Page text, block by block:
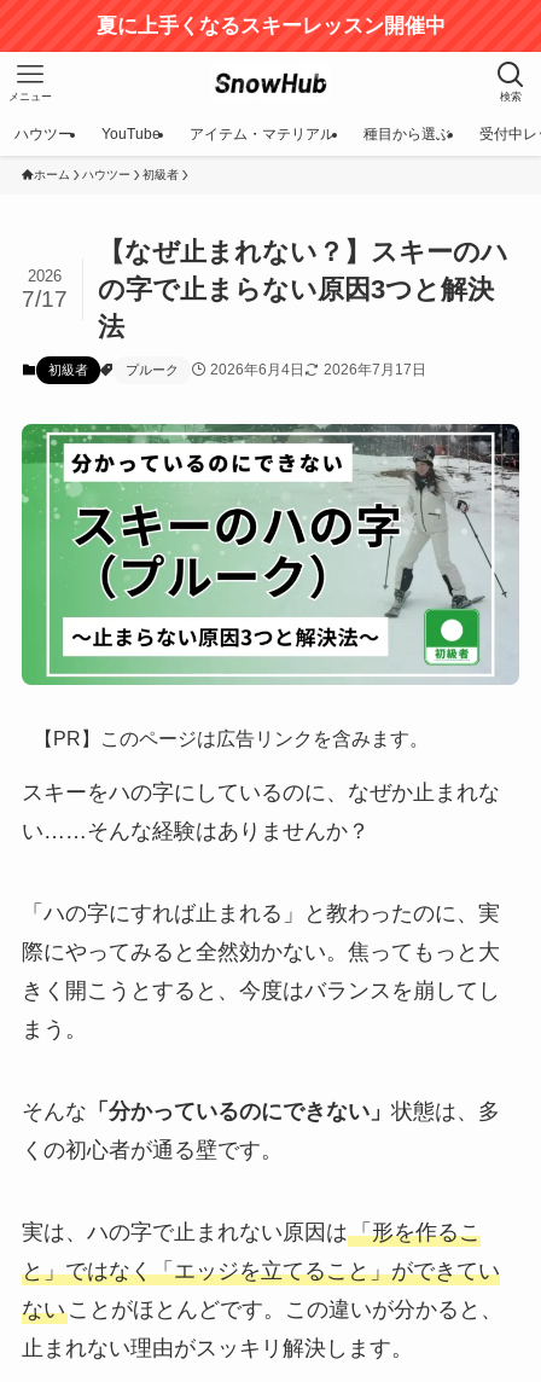
夏に上手くなるスキーレッスン開催中
検索
メニュー
ハウツー YouTube アイテム・マテリアル 種目から選ぶ 受付中レ
ホーム ハウツー 初級者
【なぜ止まれない？】スキーのハ
の字で止まらない原因3つと解決
法
2026
7/17
初級者 プルーク 2026年6月4日 2026年7月17日
【PR】このページは広告リンクを含みます。
スキーをハの字にしているのに、なぜか止まれな
い……そんな経験はありませんか？
「ハの字にすれば止まれる」と教わったのに、実
際にやってみると全然効かない。焦ってもっと大
きく開こうとすると、今度はバランスを崩してし
まう。
そんな 「分かっているのにできない」 状態は、多
くの初心者が通る壁です。
実は、ハの字で止まれない原因は「形を作るこ
と」ではなく「エッジを立てること」ができてい
ないことがほとんどです。この違いが分かると、
止まれない理由がスッキリ解決します。